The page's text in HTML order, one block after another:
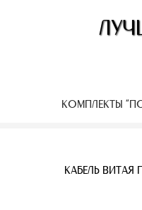
КОМПЛЕКТЫ
БЕСПРОВОДНЫЕ IP
КАБЕЛЬ ВИТАЯ
КАБЕЛЬ ВИТАЯ